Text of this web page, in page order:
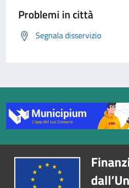
Problemi in città
Segnala disservizio